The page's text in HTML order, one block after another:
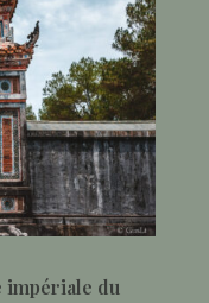
impériale du